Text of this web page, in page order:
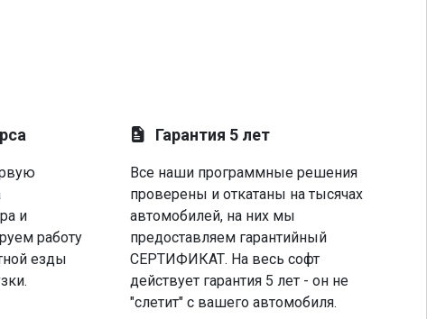
и
работу
езды
Гарантия 5 лет
Все наши программные решения
проверены и откатаны на тысячах
автомобилей, на них мы
предоставляем гарантийный
СЕРТИФИКАТ. На весь софт
действует гарантия 5 лет - он не
"слетит" с вашего автомобиля.